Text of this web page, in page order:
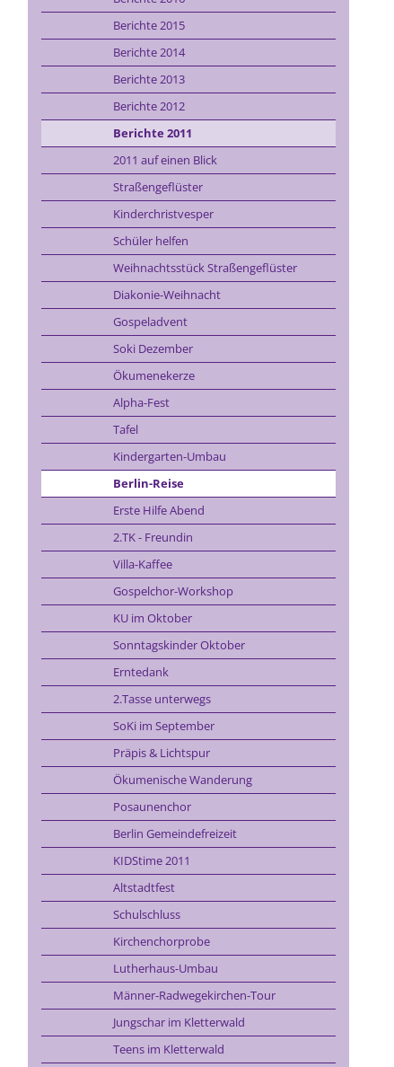
Berichte 2015
Berichte 2014
Berichte 2013
Berichte 2012
Berichte 2011
2011 auf einen Blick
Straßengeflüster
Kinderchristvesper
Schüler helfen
Weihnachtsstück Straßengeflüster
Diakonie-Weihnacht
Gospeladvent
Soki Dezember
Ökumenekerze
Alpha-Fest
Tafel
Kindergarten-Umbau
Berlin-Reise
Erste Hilfe Abend
2.TK - Freundin
Villa-Kaffee
Gospelchor-Workshop
KU im Oktober
Sonntagskinder Oktober
Erntedank
2.Tasse unterwegs
SoKi im September
Präpis & Lichtspur
Ökumenische Wanderung
Posaunenchor
Berlin Gemeindefreizeit
KIDStime 2011
Altstadtfest
Schulschluss
Kirchenchorprobe
Lutherhaus-Umbau
Männer-Radwegekirchen-Tour
Jungschar im Kletterwald
Teens im Kletterwald